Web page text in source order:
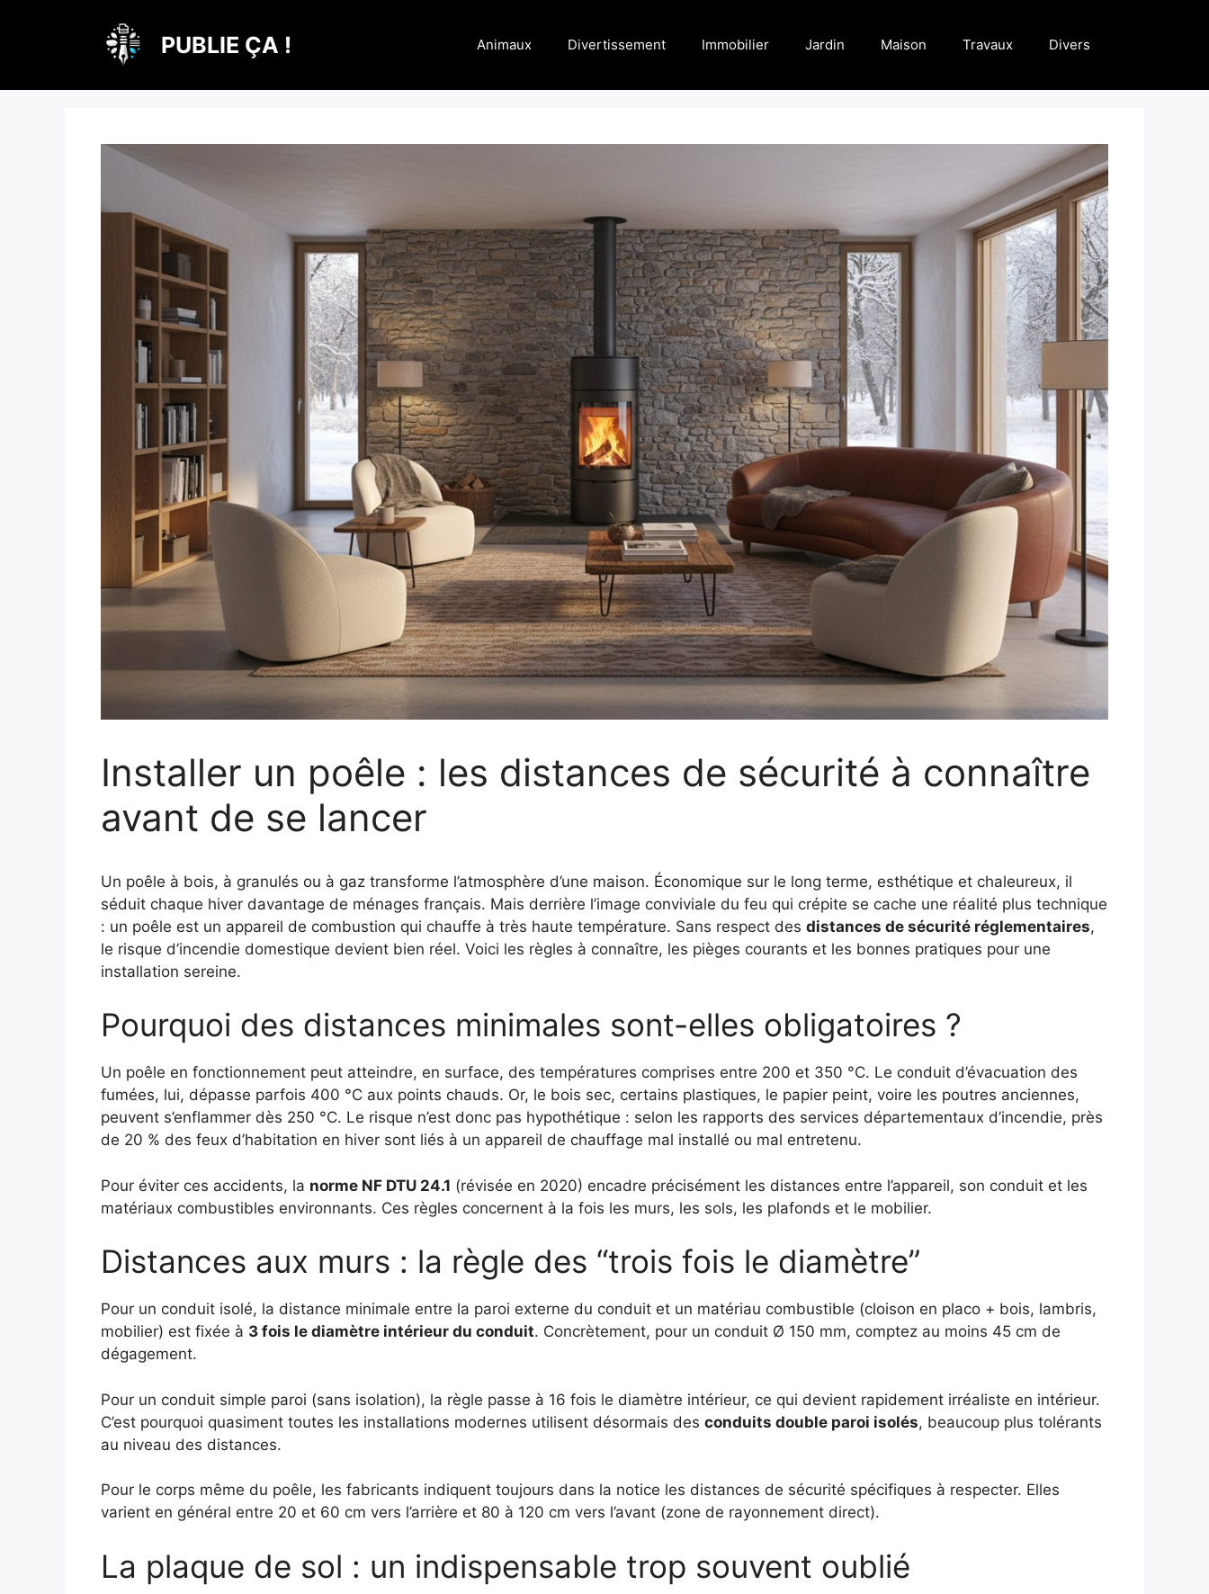
PUBLIE ÇA ! Animaux Divertissement Immobilier Jardin Maison Travaux Divers
Installer un poêle : les distances de sécurité à connaître
avant de se lancer
Un poêle à bois, à granulés ou à gaz transforme l’atmosphère d’une maison. Économique sur le long terme, esthétique et chaleureux, il
séduit chaque hiver davantage de ménages français. Mais derrière l’image conviviale du feu qui crépite se cache une réalité plus technique
: un poêle est un appareil de combustion qui chauffe à très haute température. Sans respect des distances de sécurité réglementaires,
le risque d’incendie domestique devient bien réel. Voici les règles à connaître, les pièges courants et les bonnes pratiques pour une
installation sereine.
Pourquoi des distances minimales sont-elles obligatoires ?
Un poêle en fonctionnement peut atteindre, en surface, des températures comprises entre 200 et 350 °C. Le conduit d’évacuation des
fumées, lui, dépasse parfois 400 °C aux points chauds. Or, le bois sec, certains plastiques, le papier peint, voire les poutres anciennes,
peuvent s’enflammer dès 250 °C. Le risque n’est donc pas hypothétique : selon les rapports des services départementaux d’incendie, près
de 20 % des feux d’habitation en hiver sont liés à un appareil de chauffage mal installé ou mal entretenu.
Pour éviter ces accidents, la norme NF DTU 24.1 (révisée en 2020) encadre précisément les distances entre l’appareil, son conduit et les
matériaux combustibles environnants. Ces règles concernent à la fois les murs, les sols, les plafonds et le mobilier.
Distances aux murs : la règle des “trois fois le diamètre”
Pour un conduit isolé, la distance minimale entre la paroi externe du conduit et un matériau combustible (cloison en placo + bois, lambris,
mobilier) est fixée à 3 fois le diamètre intérieur du conduit. Concrètement, pour un conduit Ø 150 mm, comptez au moins 45 cm de
dégagement.
Pour un conduit simple paroi (sans isolation), la règle passe à 16 fois le diamètre intérieur, ce qui devient rapidement irréaliste en intérieur.
C’est pourquoi quasiment toutes les installations modernes utilisent désormais des conduits double paroi isolés, beaucoup plus tolérants
au niveau des distances.
Pour le corps même du poêle, les fabricants indiquent toujours dans la notice les distances de sécurité spécifiques à respecter. Elles
varient en général entre 20 et 60 cm vers l’arrière et 80 à 120 cm vers l’avant (zone de rayonnement direct).
La plaque de sol : un indispensable trop souvent oublié